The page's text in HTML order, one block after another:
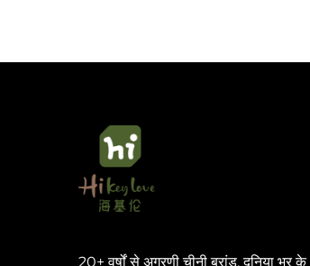
20+ वर्षों से अग्रणी चीनी ब्रांड, दुनिया